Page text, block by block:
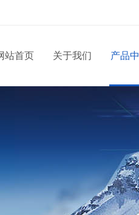
站首页 关于我们 产品